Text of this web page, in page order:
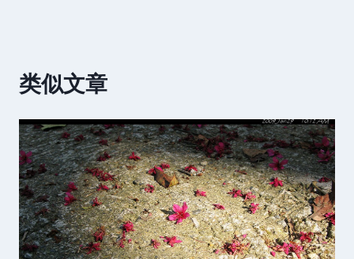
类似文章